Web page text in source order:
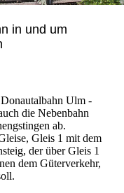
in und um
Ulm -
die Nebenbahn
ab.
Gleis 1 mit dem
der über Gleis 1
dem Güterverkehr,